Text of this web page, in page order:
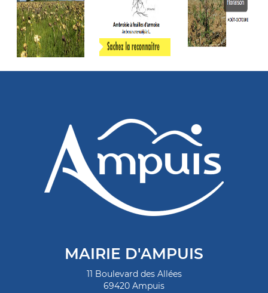
MAIRIE D'AMPUIS
11 Boulevard des Allées
69420 Ampuis